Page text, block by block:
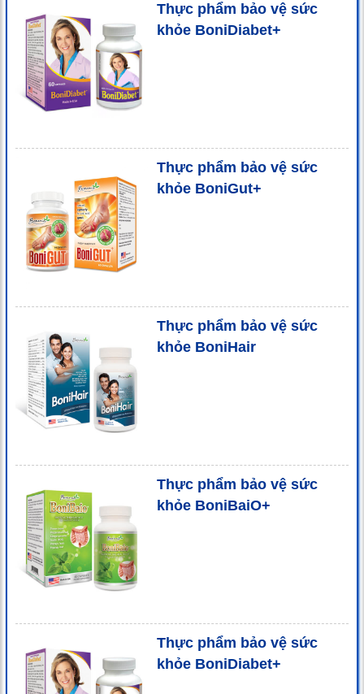
Thực phẩm bảo vệ sức
khỏe BoniDiabet+
Thực phẩm bảo vệ sức
khỏe BoniGut+
Thực phẩm bảo vệ sức
khỏe BoniHair
Thực phẩm bảo vệ sức
khỏe BoniBaiO+
Thực phẩm bảo vệ sức
khỏe BoniDiabet+